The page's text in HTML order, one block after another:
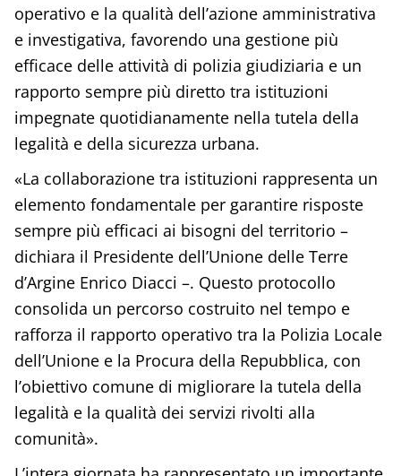
operativo e la qualità dell’azione amministrativa
e investigativa, favorendo una gestione più
efficace delle attività di polizia giudiziaria e un
rapporto sempre più diretto tra istituzioni
impegnate quotidianamente nella tutela della
legalità e della sicurezza urbana.
«La collaborazione tra istituzioni rappresenta un
elemento fondamentale per garantire risposte
sempre più efficaci ai bisogni del territorio –
dichiara il Presidente dell’Unione delle Terre
d’Argine Enrico Diacci –. Questo protocollo
consolida un percorso costruito nel tempo e
rafforza il rapporto operativo tra la Polizia Locale
dell’Unione e la Procura della Repubblica, con
l’obiettivo comune di migliorare la tutela della
legalità e la qualità dei servizi rivolti alla
comunità».